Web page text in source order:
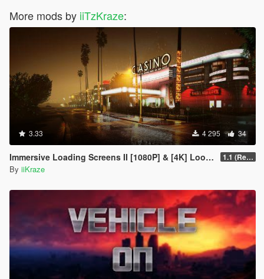
More mods by iiTzKraze:
3.33 4 295 34
Immersive Loading Screens II [1080P] & [4K] Loose Files 1.1 (Replace OIV with Loose Files)
By iiKraze